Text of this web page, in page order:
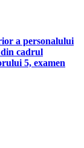
a personalului
cadrul
5, examen